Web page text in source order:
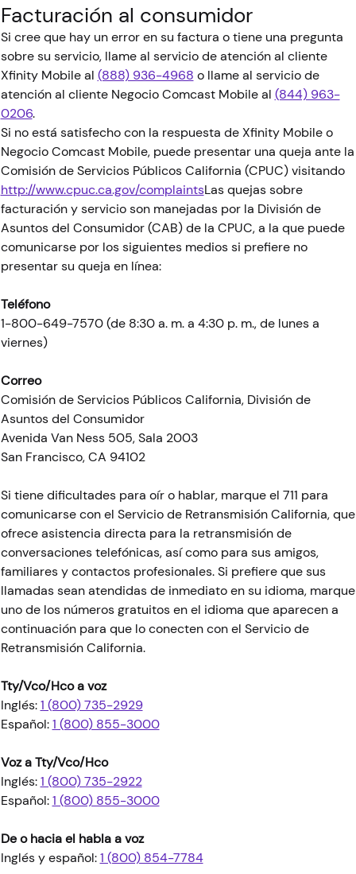
Facturación al consumidor
Si cree que hay un error en su factura o tiene una pregunta
sobre su servicio, llame al servicio de atención al cliente
Xfinity Mobile al (888) 936-4968 o llame al servicio de
atención al cliente Negocio Comcast Mobile al (844) 963-
0206.
Si no está satisfecho con la respuesta de Xfinity Mobile o
Negocio Comcast Mobile, puede presentar una queja ante la
Comisión de Servicios Públicos California (CPUC) visitando
http://www.cpuc.ca.gov/complaintsLas quejas sobre
facturación y servicio son manejadas por la División de
Asuntos del Consumidor (CAB) de la CPUC, a la que puede
comunicarse por los siguientes medios si prefiere no
presentar su queja en línea:
Teléfono
1-800-649-7570 (de 8:30 a. m. a 4:30 p. m., de lunes a
viernes)
Correo
Comisión de Servicios Públicos California, División de
Asuntos del Consumidor
Avenida Van Ness 505, Sala 2003
San Francisco, CA 94102
Si tiene dificultades para oír o hablar, marque el 711 para
comunicarse con el Servicio de Retransmisión California, que
ofrece asistencia directa para la retransmisión de
conversaciones telefónicas, así como para sus amigos,
familiares y contactos profesionales. Si prefiere que sus
llamadas sean atendidas de inmediato en su idioma, marque
uno de los números gratuitos en el idioma que aparecen a
continuación para que lo conecten con el Servicio de
Retransmisión California.
Tty/Vco/Hco a voz
Inglés:1 (800) 735-2929
Español:1 (800) 855-3000
Voz a Tty/Vco/Hco
Inglés:1 (800) 735-2922
Español:1 (800) 855-3000
De o hacia el habla a voz
Inglés y español:1 (800) 854-7784